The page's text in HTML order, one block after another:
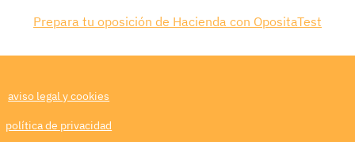
Prepara tu oposición de Hacienda con OpositaTest
aviso legal y cookies
política de privacidad